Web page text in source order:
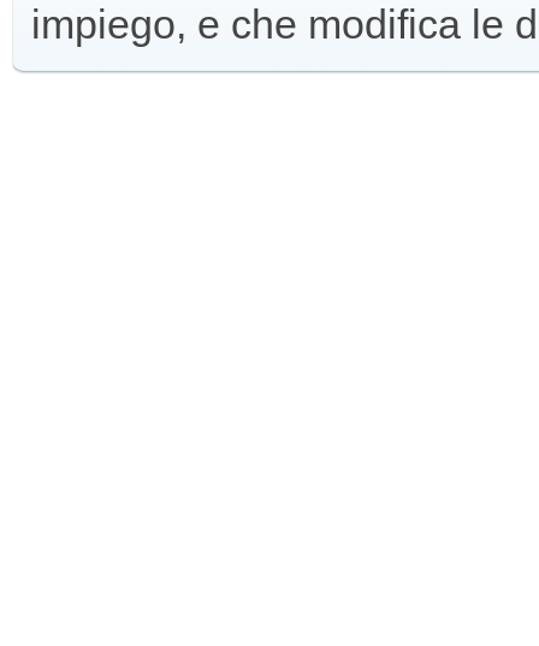
impiego, e che modifica le